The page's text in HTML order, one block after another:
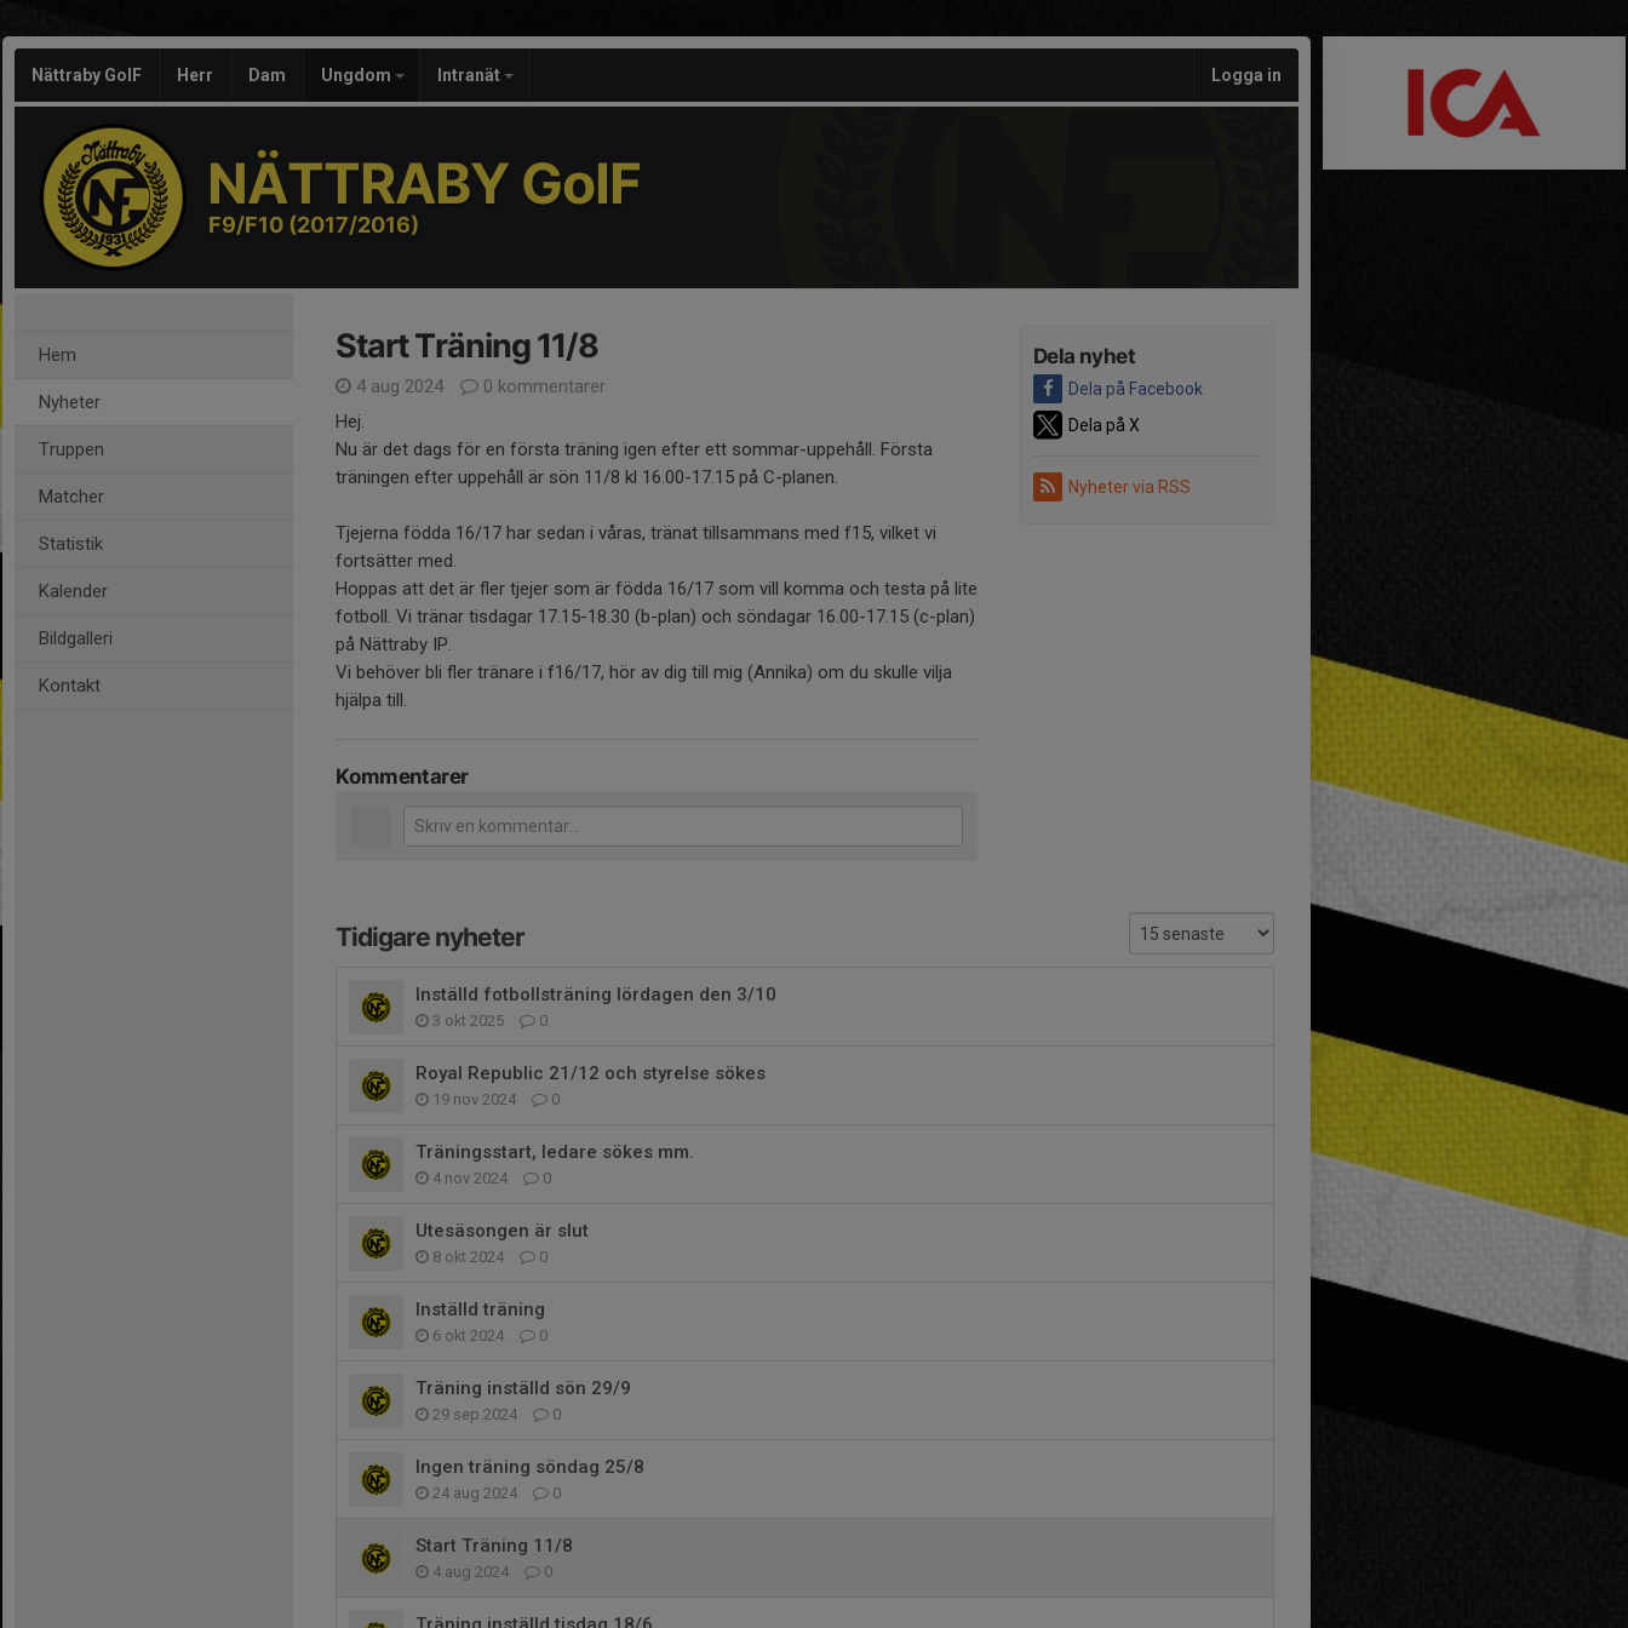
Nättraby GoIF Herr Dam Ungdom Intranät Logga in
NÄTTRABY GoIF
F9/F10 (2017/2016)
Hem
Nyheter
Truppen
Matcher
Statistik
Kalender
Bildgalleri
Kontakt
Dela nyhet
Dela på Facebook
Dela på X
Nyheter via RSS
Start Träning 11/8
4 aug 2024
0 kommentarer
Hej.
Nu är det dags för en första träning igen efter ett sommar-uppehåll. Första
träningen efter uppehåll är sön 11/8 kl 16.00-17.15 på C-planen.
Tjejerna födda 16/17 har sedan i våras, tränat tillsammans med f15, vilket vi
fortsätter med.
Hoppas att det är fler tjejer som är födda 16/17 som vill komma och testa på lite
fotboll. Vi tränar tisdagar 17.15-18.30 (b-plan) och söndagar 16.00-17.15 (c-plan)
på Nättraby IP.
Vi behöver bli fler tränare i f16/17, hör av dig till mig (Annika) om du skulle vilja
hjälpa till.
Kommentarer
Tidigare nyheter
Inställd fotbollsträning lördagen den 3/10
3 okt 2025 0
Royal Republic 21/12 och styrelse sökes
19 nov 2024 0
Träningsstart, ledare sökes mm.
4 nov 2024 0
Utesäsongen är slut
8 okt 2024 0
Inställd träning
6 okt 2024 0
Träning inställd sön 29/9
29 sep 2024 0
Ingen träning söndag 25/8
24 aug 2024 0
Start Träning 11/8
4 aug 2024 0